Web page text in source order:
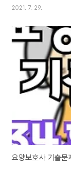
소개할 테니 글을 이어
다운로드는 글 중간에
시험 정답 - 필기 홀수
보호사 시험 정답 공개
문제 및 답안 지문을 공
2021. 7. 29.
요양보호사 기출